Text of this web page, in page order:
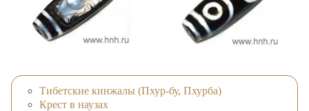
Тибетские кинжалы (Пхур-бу, Пхурба)
Крест в наузах